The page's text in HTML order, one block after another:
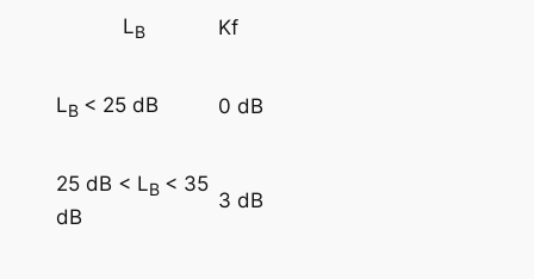
LB Kf
LB < 25 dB 0 dB
25 dB < LB < 35
dB
3 dB